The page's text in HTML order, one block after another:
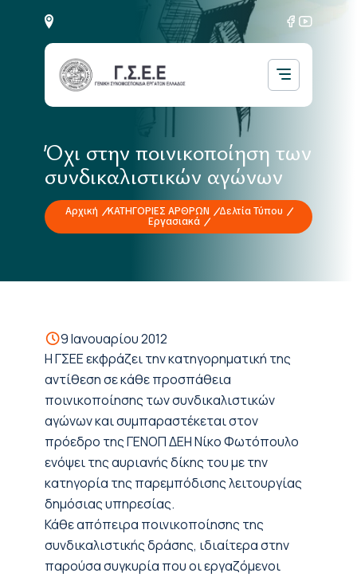
Όχι στην ποινικοποίηση των
συνδικαλιστικών αγώνων
Αρχική ΚΑΤΗΓΟΡΙΕΣ ΑΡΘΡΩΝ
Δελτία Τύπου
Εργασιακά
9 Ιανουαρίου 2012
H ΓΣΕΕ εκφράζει την κατηγορηματική της
αντίθεση σε κάθε προσπάθεια
ποινικοποίησης των συνδικαλιστικών
αγώνων και συμπαραστέκεται στον
πρόεδρο της ΓΕΝΟΠ ΔΕΗ Νίκο Φωτόπουλο
ενόψει της αυριανής δίκης του με την
κατηγορία της παρεμπόδισης λειτουργίας
δημόσιας υπηρεσίας.
Κάθε απόπειρα ποινικοποίησης της
συνδικαλιστικής δράσης, ιδιαίτερα στην
παρούσα συγκυρία που οι εργαζόμενοι